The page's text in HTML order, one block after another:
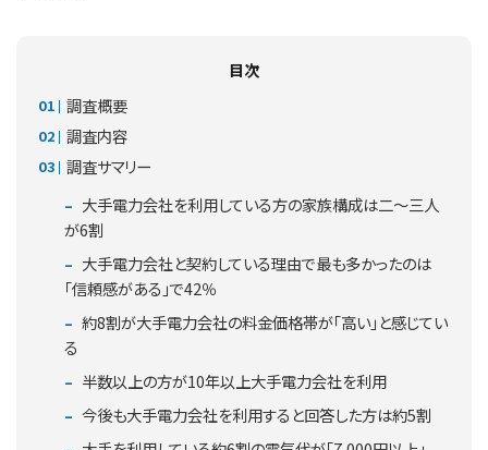
目次
調査概要
調査内容
調査サマリー
大手電力会社を利用している方の家族構成は二～三人
が6割
大手電力会社と契約している理由で最も多かったのは
「信頼感がある」で42％
約8割が大手電力会社の料金価格帯が「高い」と感じてい
る
半数以上の方が10年以上大手電力会社を利用
今後も大手電力会社を利用すると回答した方は約5割